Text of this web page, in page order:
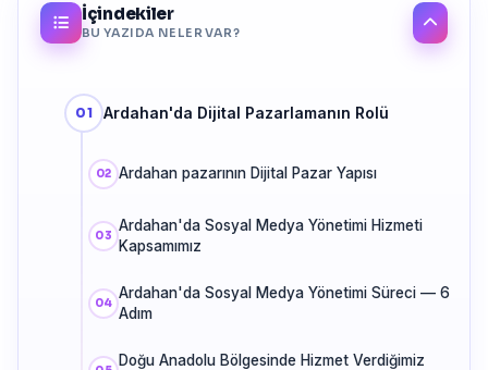
İçindekiler
BU YAZIDA NELER VAR?
Ardahan'da Dijital Pazarlamanın Rolü
Ardahan pazarının Dijital Pazar Yapısı
Ardahan'da Sosyal Medya Yönetimi Hizmeti
Kapsamımız
Ardahan'da Sosyal Medya Yönetimi Süreci — 6
Adım
Doğu Anadolu Bölgesinde Hizmet Verdiğimiz